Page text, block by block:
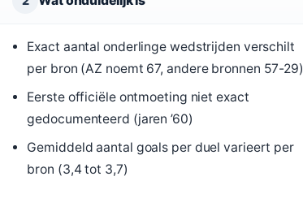
Exact aantal onderlinge wedstrijden verschilt
per bron (AZ noemt 67, andere bronnen 57-29)
Eerste officiële ontmoeting niet exact
gedocumenteerd (jaren ’60)
Gemiddeld aantal goals per duel varieert per
bron (3,4 tot 3,7)